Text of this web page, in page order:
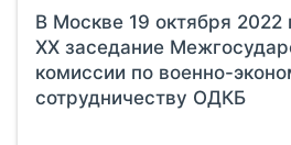
В Москве 19 октября 2022
ХХ заседание
комиссии по военно-
сотрудничеству ОДКБ